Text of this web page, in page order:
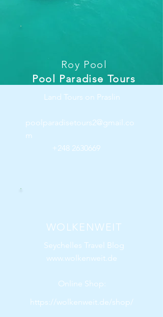
Roy Pool
Pool Paradise Tours
Land Tours on Praslin
poolparadisetours2@gmail.co
m
+248 2630669
WOLKENWEIT
Seychelles Travel Blog
www.wolkenweit.de
Online Shop:
https://wolkenweit.de/shop/